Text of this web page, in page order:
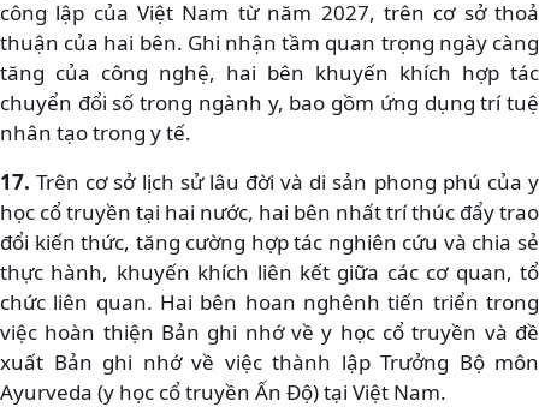
công lập của Việt Nam từ năm 2027, trên cơ sở thoả
thuận của hai bên. Ghi nhận tầm quan trọng ngày càng
tăng của công nghệ, hai bên khuyến khích hợp tác
chuyển đổi số trong ngành y, bao gồm ứng dụng trí tuệ
nhân tạo trong y tế.
17. Trên cơ sở lịch sử lâu đời và di sản phong phú của y
học cổ truyền tại hai nước, hai bên nhất trí thúc đẩy trao
đổi kiến thức, tăng cường hợp tác nghiên cứu và chia sẻ
thực hành, khuyến khích liên kết giữa các cơ quan, tổ
chức liên quan. Hai bên hoan nghênh tiến triển trong
việc hoàn thiện Bản ghi nhớ về y học cổ truyền và đề
xuất Bản ghi nhớ về việc thành lập Trưởng Bộ môn
Ayurveda (y học cổ truyền Ấn Độ) tại Việt Nam.